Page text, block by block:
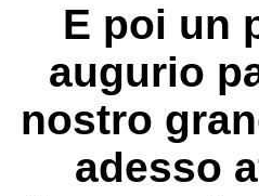
E poi un
augurio
nostro
adesso